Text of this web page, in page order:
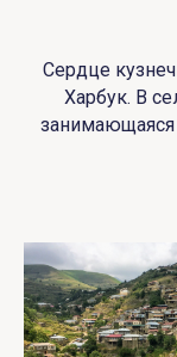
Сердце
Харбук. В